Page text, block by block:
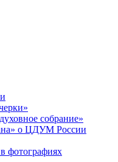
собрание»
о ЦДУМ России
фотографиях